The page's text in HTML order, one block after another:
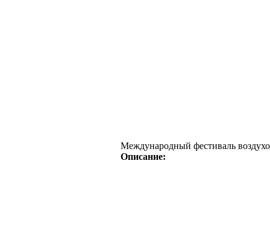
Международный фестиваль
Описание: